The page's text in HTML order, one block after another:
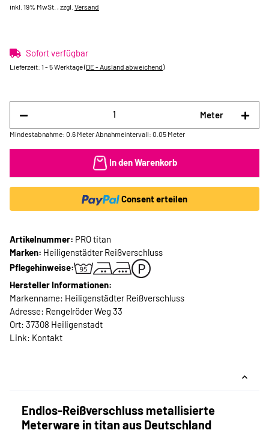
inkl. 19% MwSt. , zzgl. Versand
Sofort verfügbar
Lieferzeit: 1 - 5 Werktage(DE - Ausland abweichend)
Meter
Mindestabnahme: 0.6 Meter Abnahmeintervall: 0.05 Meter
In den Warenkorb
Consent erteilen
Artikelnummer: PRO titan
Marken: Heiligenstädter Reißverschluss
Pflegehinweise:
Hersteller Informationen:
Markenname: Heiligenstädter Reißverschluss
Adresse: Rengelröder Weg 33
Ort: 37308 Heiligenstadt
Link: Kontakt
Endlos-Reißverschluss metallisierte
Meterware in titan aus Deutschland